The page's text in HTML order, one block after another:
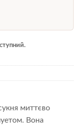
миттєво
Вона